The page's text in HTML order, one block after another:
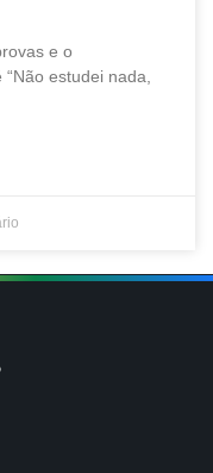
e o
estudei nada,